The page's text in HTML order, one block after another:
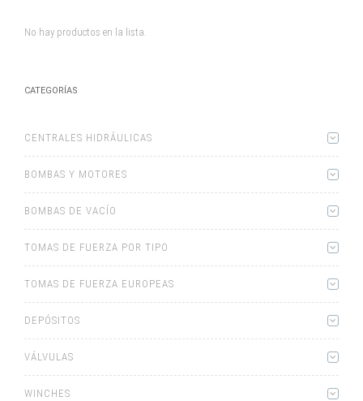
No hay productos en la lista.
CATEGORÍAS
CENTRALES HIDRÁULICAS
BOMBAS Y MOTORES
BOMBAS DE VACÍO
TOMAS DE FUERZA POR TIPO
TOMAS DE FUERZA EUROPEAS
DEPÓSITOS
VÁLVULAS
WINCHES